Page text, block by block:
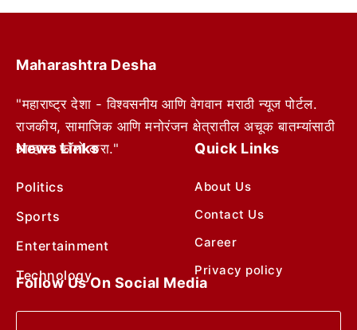
Maharashtra Desha
"महाराष्ट्र देशा - विश्वसनीय आणि वेगवान मराठी न्यूज पोर्टल.
राजकीय, सामाजिक आणि मनोरंजन क्षेत्रातील अचूक बातम्यांसाठी
आम्हाला फॉलो करा."
News Links
Politics
Sports
Entertainment
Technology
Quick Links
About Us
Contact Us
Career
Privacy policy
Follow Us On Social Media